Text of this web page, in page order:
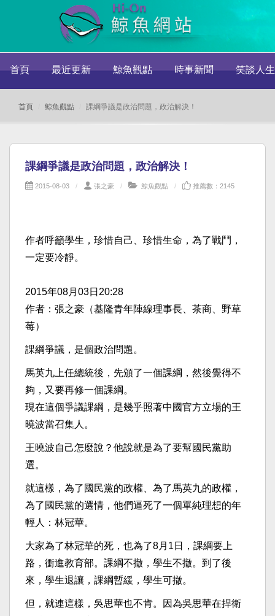
首頁 最近更新 鯨魚觀點 時事新聞 笑談人生
首頁 鯨魚觀點 課綱爭議是政治問題，政治解決！
課綱爭議是政治問題，政治解決！
2015-08-03 張之豪 鯨魚觀點 推薦數：2145
作者呼籲學生，珍惜自己、珍惜生命，為了戰鬥，
一定要冷靜。
2015年08月03日20:28
作者：張之豪（基隆青年陣線理事長、茶商、野草
莓）
課綱爭議，是個政治問題。
馬英九上任總統後，先頒了一個課綱，然後覺得不
夠，又要再修一個課綱。
現在這個爭議課綱，是幾乎照著中國官方立場的王
曉波當召集人。
王曉波自己怎麼說？他說就是為了要幫國民黨助
選。
就這樣，為了國民黨的政權、為了馬英九的政權，
為了國民黨的選情，他們逼死了一個單純理想的年
輕人：林冠華。
大家為了林冠華的死，也為了8月1日，課綱要上
路，衝進教育部。課綱不撤，學生不撤。到了後
來，學生退讓，課綱暫緩，學生可撤。
但，就連這樣，吳思華也不肯。因為吳思華在捍衛